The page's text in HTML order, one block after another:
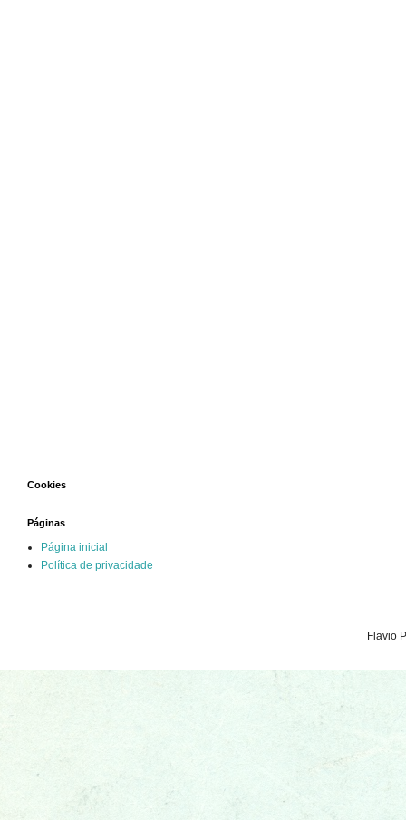
Cookies
Páginas
Página inicial
Política de privacidade
Flavio